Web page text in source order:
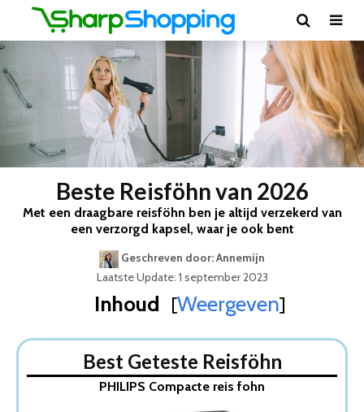
Beste Reisföhn van 2026
Met een draagbare reisföhn ben je altijd verzekerd van
een verzorgd kapsel, waar je ook bent
Geschreven door: Annemijn
Laatste Update: 1 september 2023
Inhoud [Weergeven]
1. PHILIPS Compacte reis fohn
2. Beurer Compacte Reisfohn
Best Geteste Reisföhn
PHILIPS Compacte reis fohn